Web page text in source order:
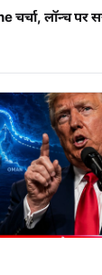
चर्चा, लॉन्च पर